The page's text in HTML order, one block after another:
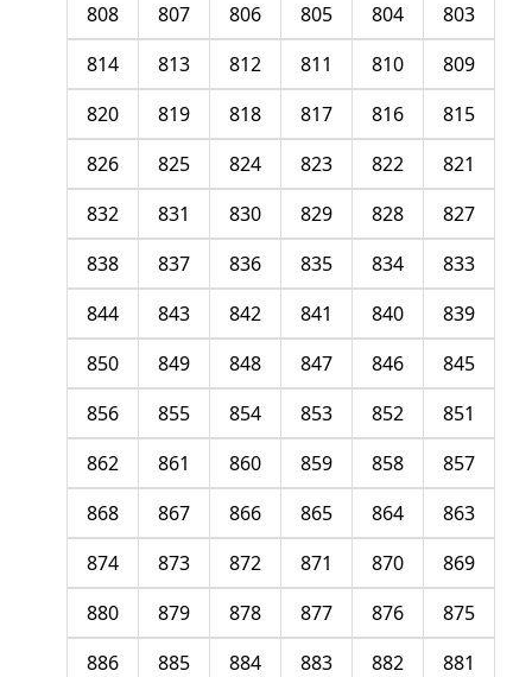
803
804
805
806
807
808
809
810
811
812
813
814
815
816
817
818
819
820
821
822
823
824
825
826
827
828
829
830
831
832
833
834
835
836
837
838
839
840
841
842
843
844
845
846
847
848
849
850
851
852
853
854
855
856
857
858
859
860
861
862
863
864
865
866
867
868
869
870
871
872
873
874
875
876
877
878
879
880
881
882
883
884
885
886